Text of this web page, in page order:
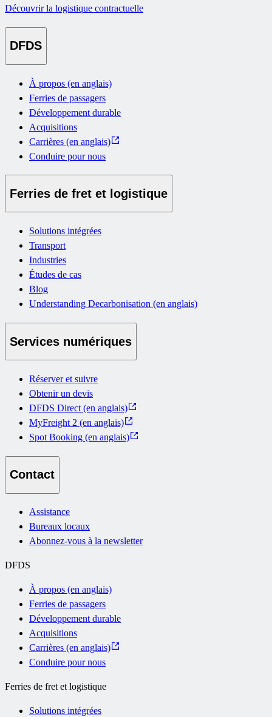
Découvrir la logistique contractuelle
DFDS
À propos (en anglais)
Ferries de passagers
Développement durable
Acquisitions
Carrières (en anglais)
Conduire pour nous
Ferries de fret et logistique
Solutions intégrées
Transport
Industries
Études de cas
Blog
Understanding Decarbonisation (en anglais)
Services numériques
Réserver et suivre
Obtenir un devis
DFDS Direct (en anglais)
MyFreight 2 (en anglais)
Spot Booking (en anglais)
Contact
Assistance
Bureaux locaux
Abonnez-vous à la newsletter
DFDS
À propos (en anglais)
Ferries de passagers
Développement durable
Acquisitions
Carrières (en anglais)
Conduire pour nous
Ferries de fret et logistique
Solutions intégrées